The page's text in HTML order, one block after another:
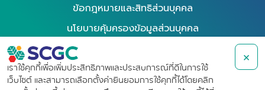
ข้อกฎหมายและสิทธิส่วนบุคคล
นโยบายคุ้มครองข้อมูลส่วนบุคคล
การใช้สิทธิของเจ้าของข้อมูล
เราใช้คุกกี้เพื่อเพิ่มประสิทธิภาพและประสบการณ์ที่ดีในการใช้
เว็บไซต์ และสามารถเลือกตั้งค่ายินยอมการใช้คุกกี้ได้โดยคลิก
×